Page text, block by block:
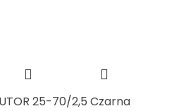
25-70/2,5 Czarna